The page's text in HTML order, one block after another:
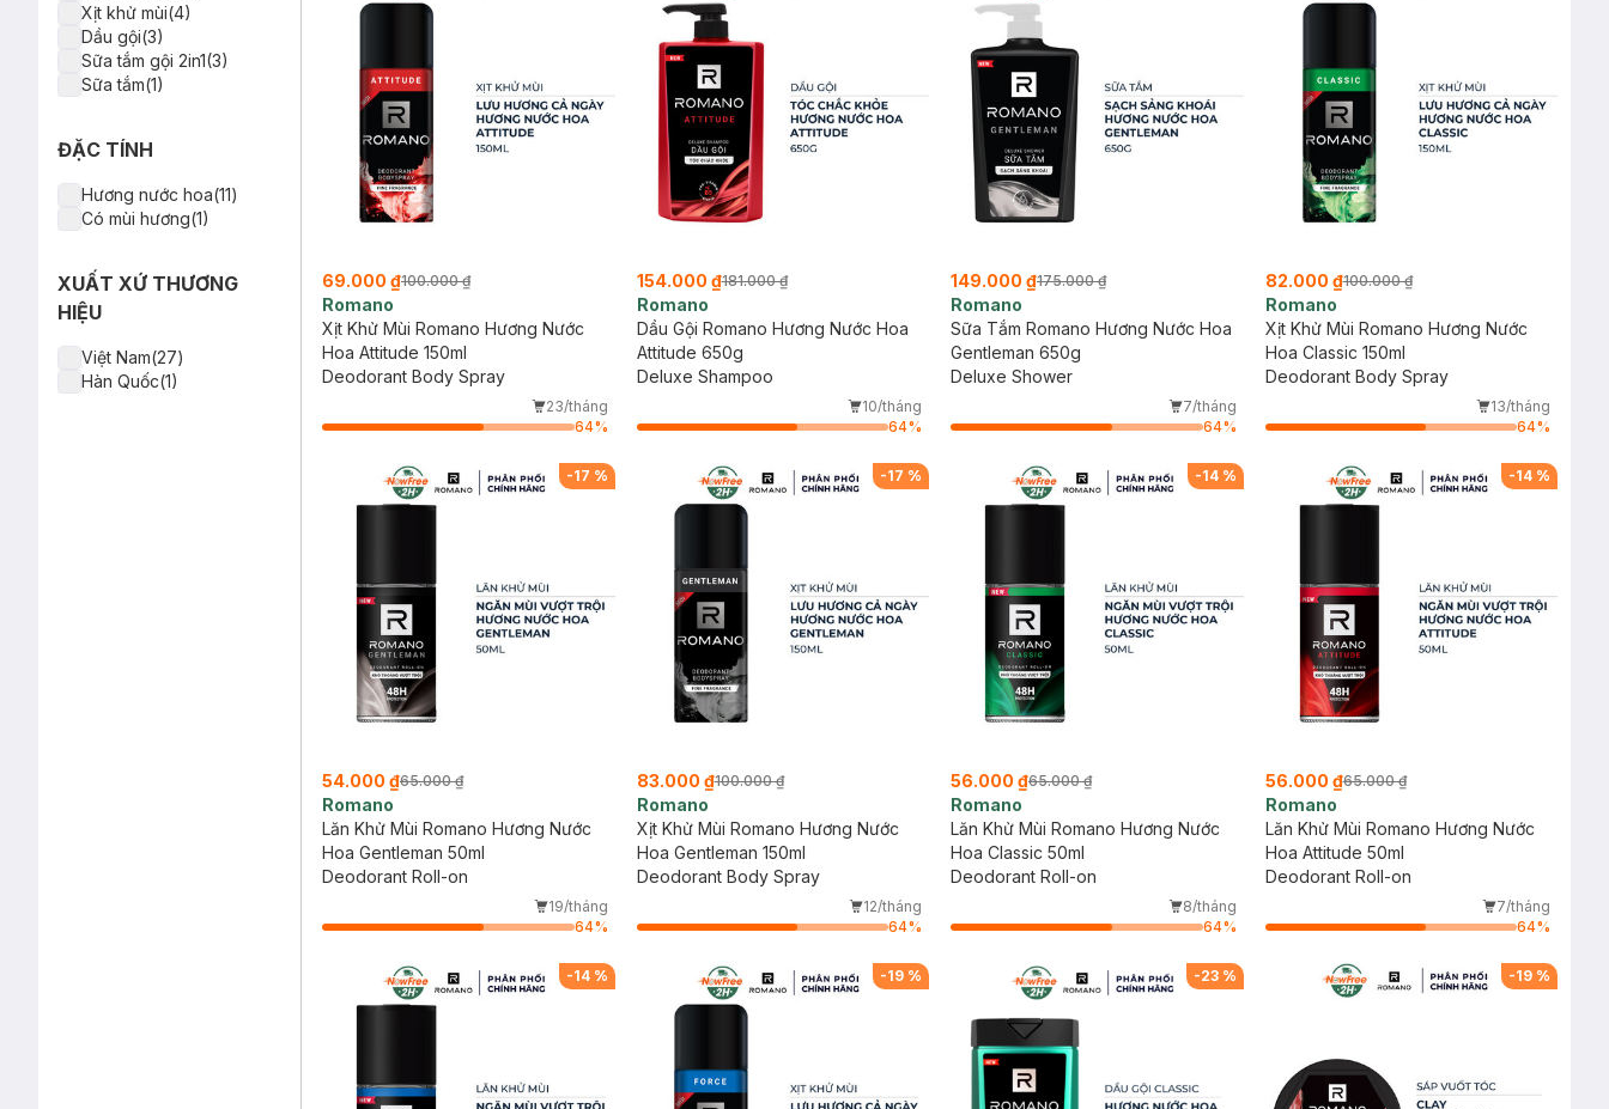
Xịt khử mùi(4)
Dầu gội(3)
Sữa tắm gội 2in1(3)
Sữa tắm(1)
ĐẶC TÍNH
Hương nước hoa(11)
Có mùi hương(1)
XUẤT XỨ THƯƠNG
HIỆU
Việt Nam(27)
Hàn Quốc(1)
69.000 ₫100.000 ₫
Romano
Xịt Khử Mùi Romano Hương Nước
Hoa Attitude 150ml
Deodorant Body Spray
23/tháng
64%
154.000 ₫181.000 ₫
Romano
Dầu Gội Romano Hương Nước Hoa
Attitude 650g
Deluxe Shampoo
10/tháng
64%
149.000 ₫175.000 ₫
Romano
Sữa Tắm Romano Hương Nước Hoa
Gentleman 650g
Deluxe Shower
7/tháng
64%
82.000 ₫100.000 ₫
Romano
Xịt Khử Mùi Romano Hương Nước
Hoa Classic 150ml
Deodorant Body Spray
13/tháng
64%
-17 %
54.000 ₫65.000 ₫
Romano
Lăn Khử Mùi Romano Hương Nước
Hoa Gentleman 50ml
Deodorant Roll-on
19/tháng
64%
-17 %
83.000 ₫100.000 ₫
Romano
Xịt Khử Mùi Romano Hương Nước
Hoa Gentleman 150ml
Deodorant Body Spray
12/tháng
64%
-14%
56.000 ₫65.000 ₫
Romano
Lăn Khử Mùi Romano Hương Nước
Hoa Classic 50ml
Deodorant Roll-on
8/tháng
64%
-14 %
56.000 ₫65.000 ₫
Romano
Lăn Khử Mùi Romano Hương Nước
Hoa Attitude 50ml
Deodorant Roll-on
7/tháng
64%
-14% -19 % -23% -19 %